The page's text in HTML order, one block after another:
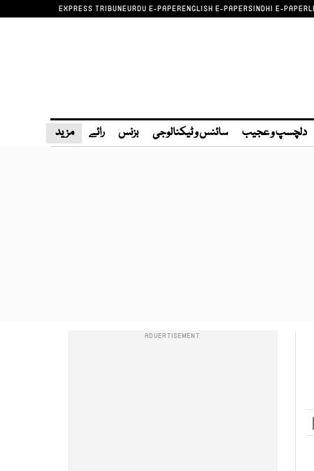
EXPRESS TRIBUNEURDU E-PAPERENGLISH E-PAPERSINDHI E-PAPER
دلچسپ و عجیب سائنس و ٹیکنالوجی بزنس رائے مزید